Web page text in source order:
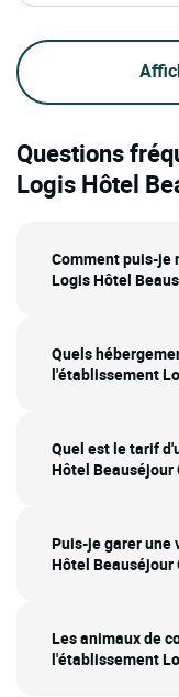
Questions
Logis Hôtel
Comment puis-je
Logis Hôtel
Quels
l'établissement
Quel est le tarif
Hôtel Beauséjour
Puis-je garer une
Hôtel Beauséjour
Les animaux de
l'établissement